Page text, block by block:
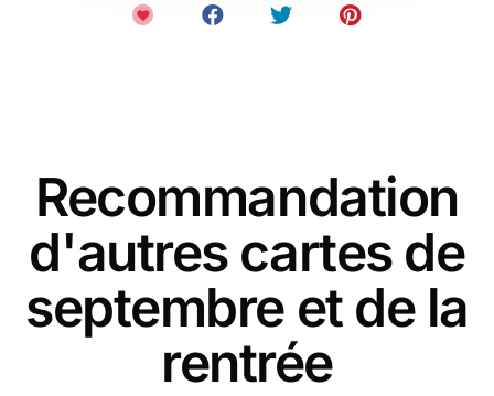
Recommandation
d'autres cartes de
septembre et de la
rentrée